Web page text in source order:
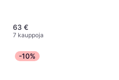
63 €
7 kauppoja
-10%